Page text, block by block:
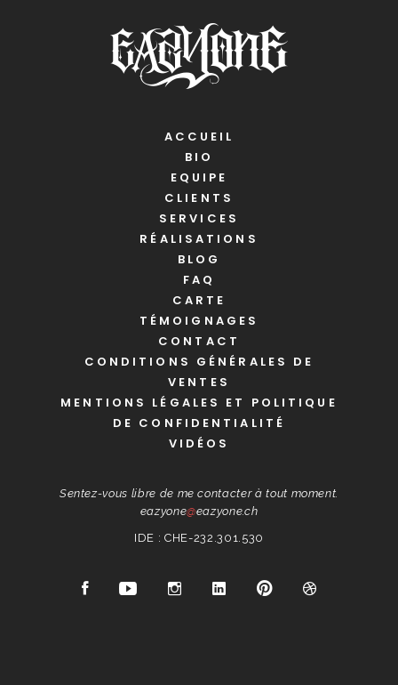
ACCUEIL
BIO
EQUIPE
CLIENTS
SERVICES
RÉALISATIONS
BLOG
FAQ
CARTE
TÉMOIGNAGES
CONTACT
CONDITIONS GÉNÉRALES DE
VENTES
MENTIONS LÉGALES ET POLITIQUE
DE CONFIDENTIALITÉ
VIDÉOS
Sentez-vous libre de me contacter à tout moment.
eazyone@eazyone.ch
IDE : CHE-232.301.530